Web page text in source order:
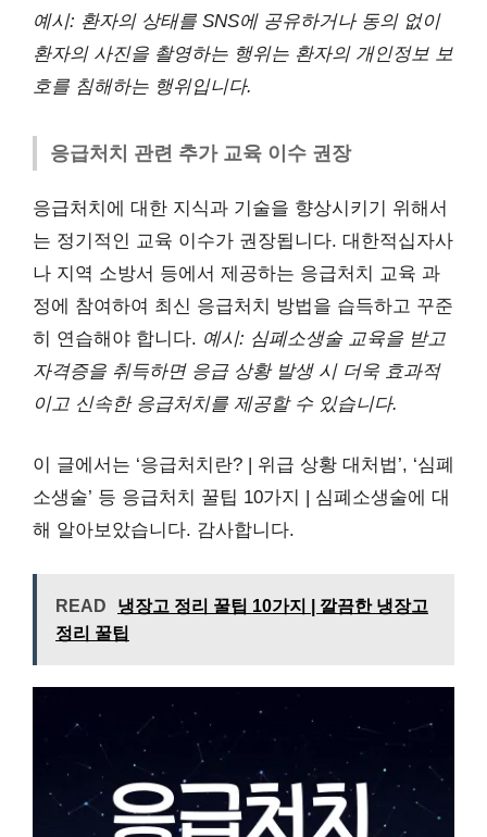
예시: 환자의 상태를 SNS에 공유하거나 동의 없이
환자의 사진을 촬영하는 행위는 환자의 개인정보 보
호를 침해하는 행위입니다.
응급처치 관련 추가 교육 이수 권장
응급처치에 대한 지식과 기술을 향상시키기 위해서
는 정기적인 교육 이수가 권장됩니다. 대한적십자사
나 지역 소방서 등에서 제공하는 응급처치 교육 과
정에 참여하여 최신 응급처치 방법을 습득하고 꾸준
히 연습해야 합니다. 예시: 심폐소생술 교육을 받고
자격증을 취득하면 응급 상황 발생 시 더욱 효과적
이고 신속한 응급처치를 제공할 수 있습니다.
이 글에서는 ‘응급처치란? | 위급 상황 대처법’, ‘심폐
소생술’ 등 응급처치 꿀팁 10가지 | 심폐소생술에 대
해 알아보았습니다. 감사합니다.
READ
냉장고 정리 꿀팁 10가지 | 깔끔한 냉장고
정리 꿀팁